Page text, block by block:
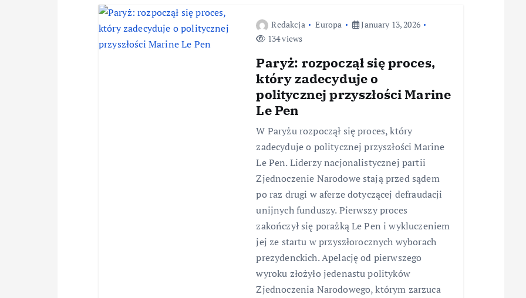
Redakcja Europa
January 13, 2026
134 views
Paryż: rozpoczął się proces,
który zadecyduje o
politycznej przyszłości Marine
Le Pen
W Paryżu rozpoczął się proces, który
zadecyduje o politycznej przyszłości Marine
Le Pen. Liderzy nacjonalistycznej partii
Zjednoczenie Narodowe stają przed sądem
po raz drugi w aferze dotyczącej defraudacji
unijnych funduszy. Pierwszy proces
zakończył się porażką Le Pen i wykluczeniem
jej ze startu w przyszłorocznych wyborach
prezydenckich. Apelację od pierwszego
wyroku złożyło jedenastu polityków
Zjednoczenia Narodowego, którym zarzuca